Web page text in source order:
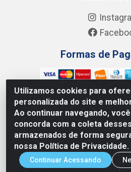
Utilizamos cookies para
personalizada do site e
Ao continuar navegando,
concorda com a coleta
armazenados de forma
nossa Política de Privacidade.
Continuar Acessando
Formas de
Junco Industria e Comercio
Mariano, 505 - Distrito Industrial,
38.402-346 - CNPJ: